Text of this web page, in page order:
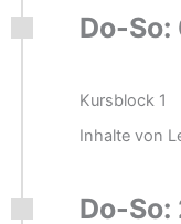
Kursblock 1
Inhalte von
Do-
Do-So: